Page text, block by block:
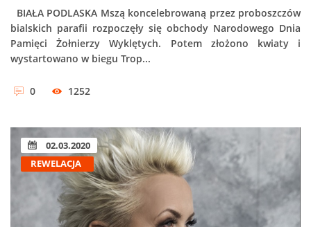
BIAŁA PODLASKA Mszą koncelebrowaną przez proboszczów
bialskich parafii rozpoczęły się obchody Narodowego Dnia
Pamięci Żołnierzy Wyklętych. Potem złożono kwiaty i
wystartowano w biegu Trop...
0 1252
02.03.2020
REWELACJA